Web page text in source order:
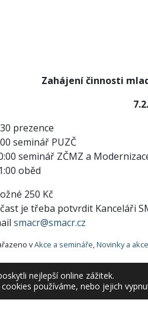
Zahájení činnosti
prezence
seminář PUZČ
seminář ZČMZ a
oběd
250 Kč
je třeba potvrdit Kanceláři
smacr@smacr.cz
vAkce a semináře,Novinky a akce
nejlepší online zážitek.
používáme, nebo jejich